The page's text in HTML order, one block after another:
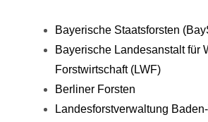
Bayerische Staatsforsten
Bayerische Landesanstalt für
Forstwirtschaft (LWF)
Berliner Forsten
Landesforstverwaltung